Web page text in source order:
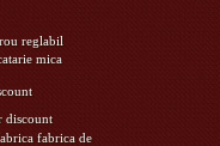
reglabil
mica
discount
fabrica de